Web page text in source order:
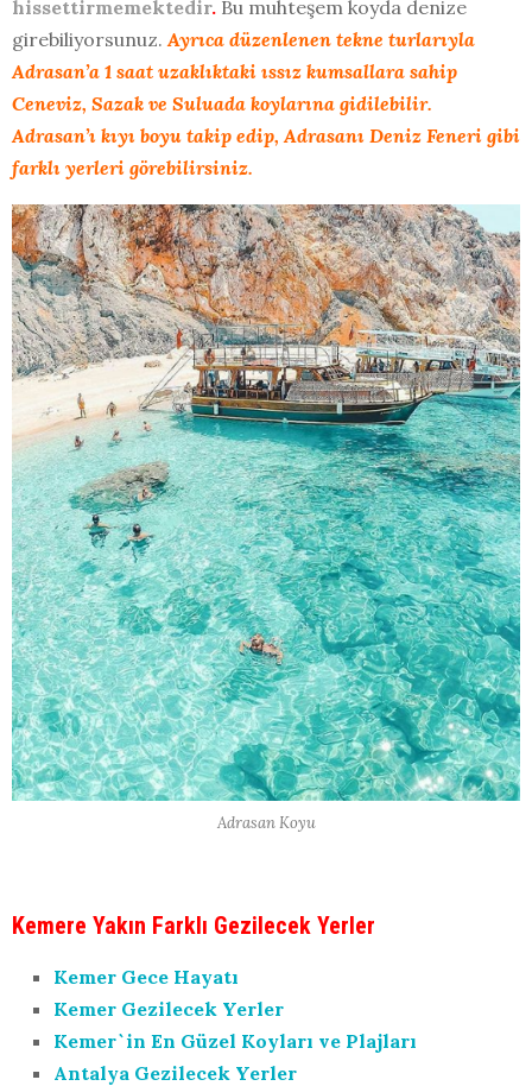
hissettirmemektedir. Bu muhteşem koyda denize
girebiliyorsunuz. Ayrıca düzenlenen tekne turlarıyla
Adrasan’a 1 saat uzaklıktaki ıssız kumsallara sahip
Ceneviz, Sazak ve Suluada koylarına gidilebilir.
Adrasan’ı kıyı boyu takip edip, Adrasanı Deniz Feneri gibi
farklı yerleri görebilirsiniz.
Adrasan Koyu
Kemere Yakın Farklı Gezilecek Yerler
Kemer Gece Hayatı
Kemer Gezilecek Yerler
Kemer`in En Güzel Koyları ve Plajları
Antalya Gezilecek Yerler